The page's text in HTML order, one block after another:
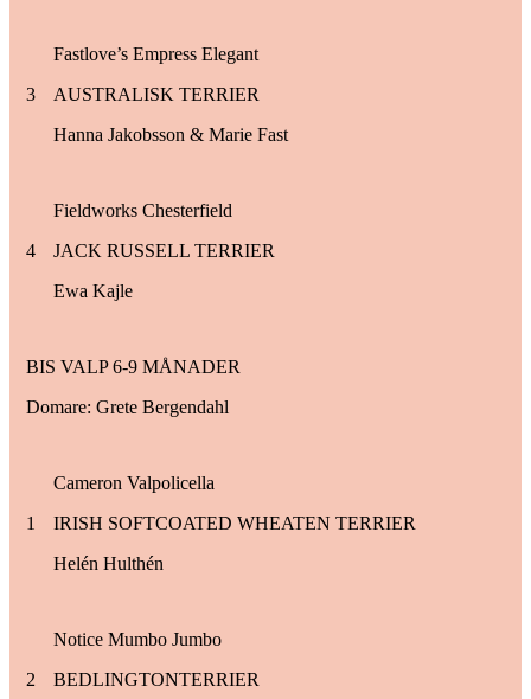
3
Fastlove’s Empress Elegant
AUSTRALISK TERRIER
Hanna Jakobsson & Marie Fast
4
Fieldworks Chesterfield
JACK RUSSELL TERRIER
Ewa Kajle
BIS VALP 6-9 MÅNADER
Domare: Grete Bergendahl
1
Cameron Valpolicella
IRISH SOFTCOATED WHEATEN TERRIER
Helén Hulthén
2
Notice Mumbo Jumbo
BEDLINGTONTERRIER